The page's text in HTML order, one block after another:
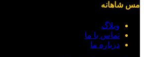
مس شاهانه
وبلاگ
تماس با ما
درباره ما